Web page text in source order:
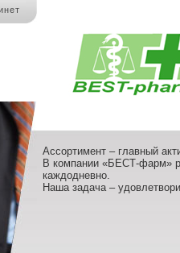
Ассортимент – главный
В компании «БЕСТ-фарм»
каждодневно.
Наша задача –